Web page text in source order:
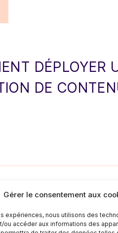
Gérer le consentement aux
expériences, nous utilisons des
accéder aux informations des
DÉPLOYER
DE